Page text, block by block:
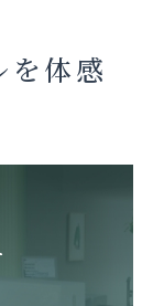
を体感